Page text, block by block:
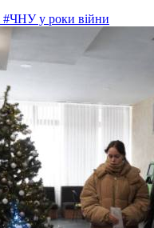
#ЧНУ у роки війни